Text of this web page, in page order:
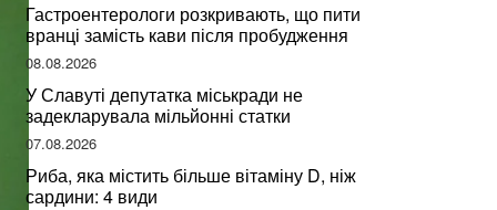
Гастроентерологи розкривають, що пити
вранці замість кави після пробудження
08.08.2026
У Славуті депутатка міськради не
задекларувала мільйонні статки
07.08.2026
Риба, яка містить більше вітаміну D, ніж
сардини: 4 види